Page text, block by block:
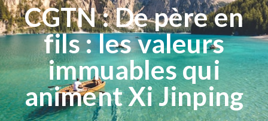
CGTN : De père en
fils : les valeurs
immuables qui
animent Xi Jinping